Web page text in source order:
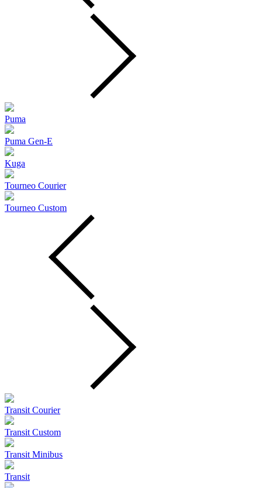
Puma
Puma Gen‑E
Kuga
Tourneo Courier
Tourneo Custom
Transit Courier
Transit Custom
Transit Minibus
Transit